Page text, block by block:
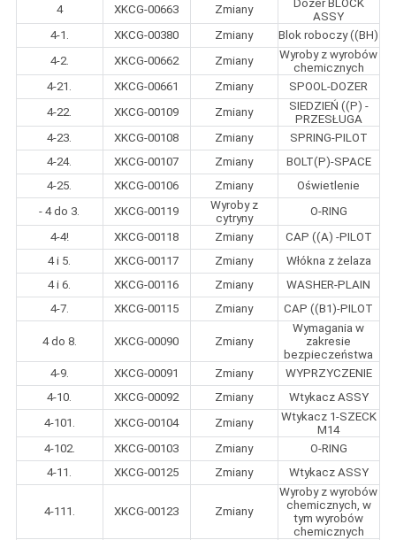
4 XKCG-00663 Zmiany
Dozer BLOCK
ASSY
4-1.
XKCG-00380 Zmiany
Blok roboczy ((BH)
4-2.
XKCG-00662 Zmiany
Wyroby z wyrobów
chemicznych
4-21.
XKCG-00661 Zmiany
SPOOL-DOZER
4-22.
XKCG-00109 Zmiany
SIEDZIEŃ ((P) -
PRZESŁUGA
4-23.
XKCG-00108 Zmiany
SPRING-PILOT
4-24.
XKCG-00107 Zmiany
BOLT(P)-SPACE
4-25.
XKCG-00106 Zmiany
Oświetlenie
- 4 do 3.
XKCG-00119
Wyroby z
cytryny
O-RING
4-4!
XKCG-00118 Zmiany
CAP ((A) -PILOT
4 i 5.
XKCG-00117 Zmiany
Włókna z żelaza
4 i 6.
XKCG-00116 Zmiany
WASHER-PLAIN
4-7.
XKCG-00115 Zmiany CAP ((B1)-PILOT
4 do 8. XKCG-00090 Zmiany
Wymagania w
zakresie
bezpieczeństwa
4-9.
XKCG-00091 Zmiany
WYPRZYCZENIE
4-10.
XKCG-00092 Zmiany
Wtykacz ASSY
4-101.
XKCG-00104 Zmiany
Wtykacz 1-SZECK
M14
4-102.
XKCG-00103 Zmiany
O-RING
4-11.
XKCG-00125 Zmiany Wtykacz ASSY
4-111. XKCG-00123 Zmiany
Wyroby z wyrobów
chemicznych, w
tym wyrobów
chemicznych